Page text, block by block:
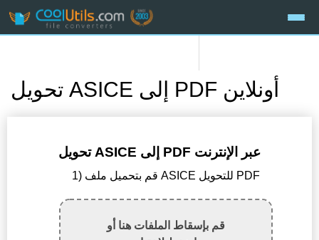
تحويل ASICE إلى PDF أونلاين
تحويل ASICE إلى PDF عبر الإنترنت
1) قم بتحميل ملف ASICE للتحويل PDF
قم بإسقاط الملفات هنا أو